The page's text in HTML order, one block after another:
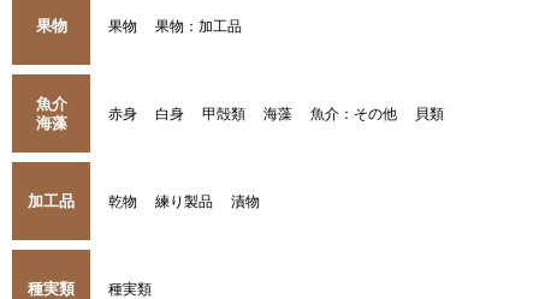
果物 果物 果物：加工品
魚介
海藻
赤身 白身 甲殻類 海藻 魚介：その他 貝類
加工品 乾物 練り製品 漬物
種実類 種実類